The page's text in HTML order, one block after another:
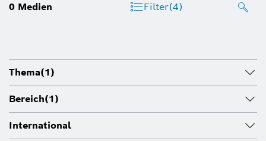
0 Medien Filter(4)
Thema(1)
Bereich(1)
International